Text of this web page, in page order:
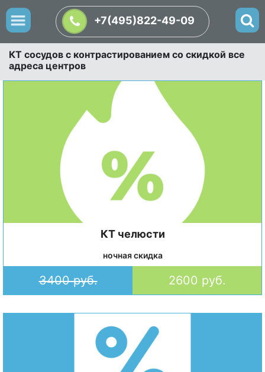
+7(495)822-49-09
КТ сосудов с контрастированием со скидкой все
адреса центров
КТ челюсти
ночная скидка
3400 руб. 2600 руб.